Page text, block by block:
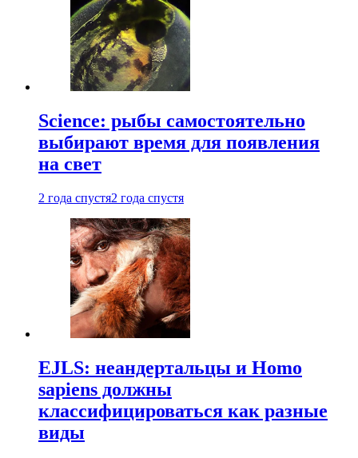
Science: рыбы самостоятельно
выбирают время для появления
на свет
2 года спустя2 года спустя
EJLS: неандертальцы и Homo
sapiens должны
классифицироваться как разные
виды